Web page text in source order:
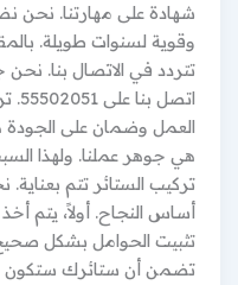
شهادة على مهارتنا. نحن
وقوية لسنوات طويلة.
تتردد في الاتصال بنا.
اتصل
العمل وضمان على الجودة
هي جوهر عملنا. ولهذا
تركيب الستائر تتم
أساس النجاح. أولاً، يتم أخذ
تثبيت الحوامل بشكل
تضمن أن ستائرك ستكون